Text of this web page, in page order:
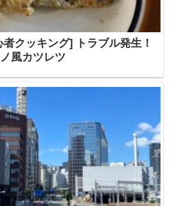
者クッキング] トラブル発生！
風カツレツ